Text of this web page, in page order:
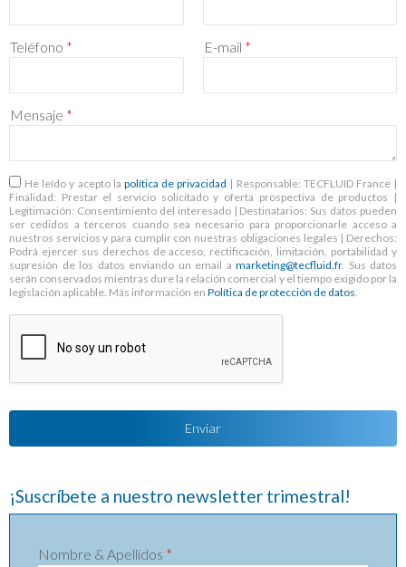
Teléfono * E-mail *
Mensaje *
RGPD *
He leído y acepto la política de privacidad | Responsable: TECFLUID France |
Finalidad: Prestar el servicio solicitado y oferta prospectiva de productos |
Legitimación: Consentimiento del interesado | Destinatarios: Sus datos pueden
ser cedidos a terceros cuando sea necesario para proporcionarle acceso a
nuestros servicios y para cumplir con nuestras obligaciones legales | Derechos:
Podrá ejercer sus derechos de acceso, rectificación, limitación, portabilidad y
supresión de los datos enviando un email a marketing@tecfluid.fr. Sus datos
serán conservados mientras dure la relación comercial y el tiempo exigido por la
legislación aplicable. Más información en Política de protección de datos.
¡Suscríbete a nuestro newsletter trimestral!
Nombre & Apellidos *